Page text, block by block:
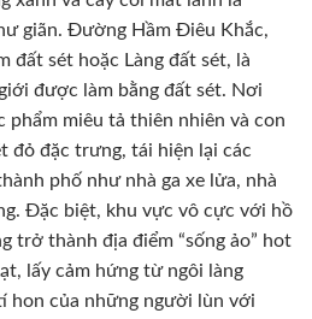
giãn. Đường Hầm Điêu Khắc,
đất sét hoặc Làng đất sét, là
được làm bằng đất sét. Nơi
phẩm miêu tả thiên nhiên và con
đỏ đặc trưng, tái hiện lại các
phố như nhà ga xe lửa, nhà
Đặc biệt, khu vực vô cực với hồ
trở thành địa điểm “sống ảo” hot
lấy cảm hứng từ ngôi làng
hon của những người lùn với